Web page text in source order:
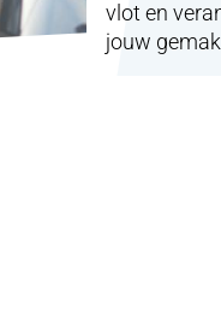
vlot en
jouw